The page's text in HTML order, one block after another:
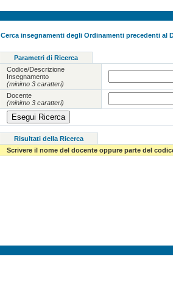
Cerca insegnamenti degli Ordinamenti precedenti al
Parametri di Ricerca
Codice/Descrizione
Insegnamento
(minimo 3 caratteri)
Docente
(minimo 3 caratteri)
Risultati della Ricerca
Scrivere il nome del docente oppure parte del